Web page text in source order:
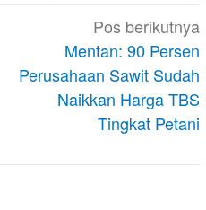
Pos berikutnya
Mentan: 90 Persen
Perusahaan Sawit Sudah
Naikkan Harga TBS
Tingkat Petani